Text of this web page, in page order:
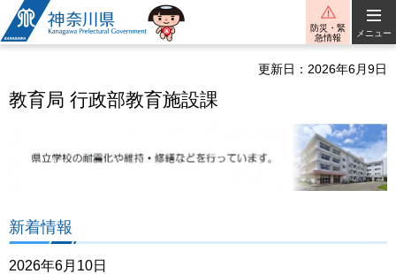
神奈川県
防災・緊
急情報
メニュー
更新日：2026年6月9日
教育局 行政部教育施設課
新着情報
2026年6月10日